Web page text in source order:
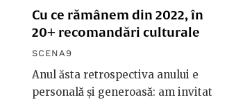
Cu ce rămânem din 2022, în
20+ recomandări culturale
SCENA9
Anul ăsta retrospectiva anului e
personală și generoasă: am invitat